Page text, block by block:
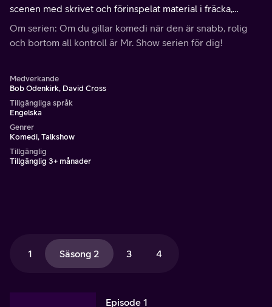
scenen med skrivet och förinspelat material i fräcka,
oförutsägbara och helt skandalösa avsnitt.
Om serien: Om du gillar komedi när den är snabb, rolig
och bortom all kontroll är Mr. Show serien för dig!
Medverkande
Bob Odenkirk, David Cross
Tillgängliga språk
Engelska
Genrer
Komedi, Talkshow
Tillgänglig
Tillgänglig 3+ månader
1 Säsong 2 3 4
Episode 1